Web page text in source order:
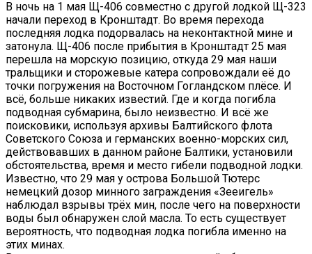
В ночь на 1 мая Щ-406 совместно с другой лодкой Щ-323
начали переход в Кронштадт. Во время перехода
последняя лодка подорвалась на неконтактной мине и
затонула. Щ-406 после прибытия в Кронштадт 25 мая
перешла на морскую позицию, откуда 29 мая наши
тральщики и сторожевые катера сопровождали её до
точки погружения на Восточном Гогландском плёсе. И
всё, больше никаких известий. Где и когда погибла
подводная субмарина, было неизвестно. И всё же
поисковики, используя архивы Балтийского флота
Советского Союза и германских военно-морских сил,
действовавших в данном районе Балтики, установили
обстоятельства, время и место гибели подводной лодки.
Известно, что 29 мая у острова Большой Тютерс
немецкий дозор минного заграждения «Зееигель»
наблюдал взрывы трёх мин, после чего на поверхности
воды был обнаружен слой масла. То есть существует
вероятность, что подводная лодка погибла именно на
этих минах.